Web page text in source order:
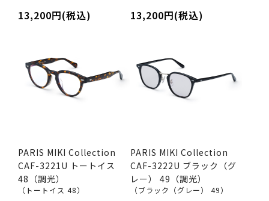
13,200円(税込) 13,200円(税込)
PARIS MIKI Collection
CAF-3221U トートイス
48（調光）
（トートイス 48）
PARIS MIKI Collection
CAF-3222U ブラック（グ
レー） 49（調光）
（ブラック（グレー） 49）